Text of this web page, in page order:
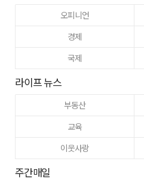
오피니언
경제
국제
라이프 뉴스
부동산
교육
이웃사랑
주간매일